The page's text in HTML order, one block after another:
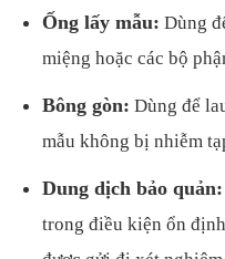
Ống lấy mẫu: Dùng
miệng hoặc các bộ
Bông gòn: Dùng để
mẫu không bị nhiễm
Dung dịch bảo quản:
trong điều kiện ổn